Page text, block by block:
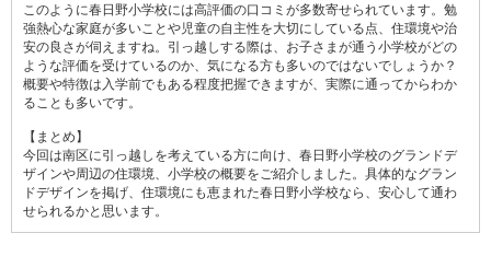
このように春日野小学校には高評価の口コミが多数寄せられています。勉
強熱心な家庭が多いことや児童の自主性を大切にしている点、住環境や治
安の良さが伺えますね。引っ越しする際は、お子さまが通う小学校がどの
ような評価を受けているのか、気になる方も多いのではないでしょうか？
概要や特徴は入学前でもある程度把握できますが、実際に通ってからわか
ることも多いです。
【まとめ】
今回は南区に引っ越しを考えている方に向け、春日野小学校のグランドデ
ザインや周辺の住環境、小学校の概要をご紹介しました。具体的なグラン
ドデザインを掲げ、住環境にも恵まれた春日野小学校なら、安心して通わ
せられるかと思います。